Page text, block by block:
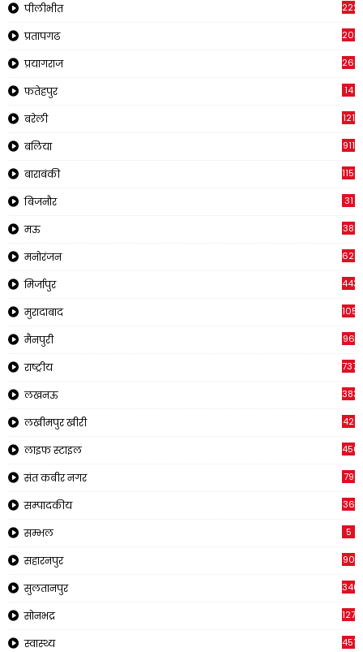
पीलीभीत
प्रतापगढ
प्रयागराज 269
फतेहपुर 14
बरेली 121
बलिया 911
बाराबंकी 1150
बिजनौर 31
मऊ 38
मनोरंजन 622
मिर्जापुर 443
मुरादाबाद 1057
मैनपुरी 96
राष्ट्रीय 7376
लखनऊ
लखीमपुर खीरी 42
लाइफ स्टाइल 456
संत कबीर नगर 79
सम्पादकीय 36
सम्भल 5
सहारनपुर 90
सुलतानपुर 340
सोनभद्र 1271
स्वास्थ्य 451